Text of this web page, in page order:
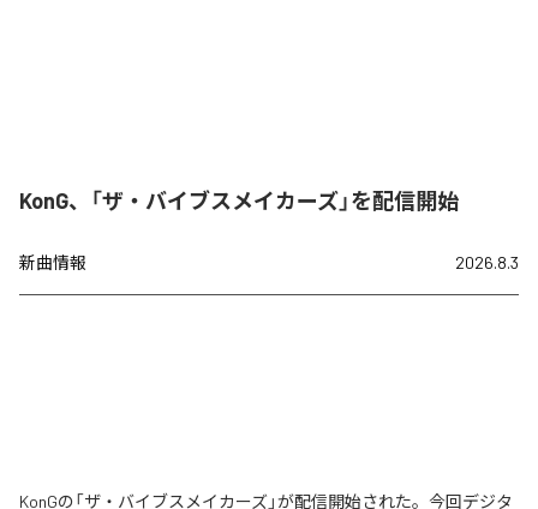
KonG、「ザ・バイブスメイカーズ」を配信開始
新曲情報 2026.8.3
KonGの「ザ・バイブスメイカーズ」が配信開始された。今回デジタ